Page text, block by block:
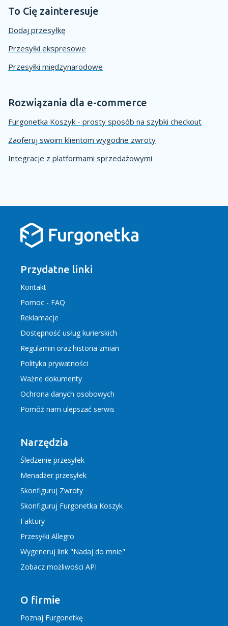
To Cię zainteresuje
Dodaj przesyłkę
Przesyłki ekspresowe
Przesyłki międzynarodowe
Rozwiązania dla e-commerce
Furgonetka Koszyk - prosty sposób na szybki checkout
Zaoferuj swoim klientom wygodne zwroty
Integracje z platformami sprzedażowymi
Przydatne linki
Kontakt
Pomoc - FAQ
Reklamacje
Dostępność usług kurierskich
Regulamin orazhistoria zmian
Polityka prywatności
Ważne dokumenty
Ochrona danych osobowych
Pomóż nam ulepszać serwis
Narzędzia
Śledzenie przesyłek
Menadżer przesyłek
Skonfiguruj Zwroty
Skonfiguruj Furgonetka Koszyk
Faktury
Przesyłki Allegro
Wygeneruj link "Nadaj do mnie"
Zobacz możliwości API
O firmie
Poznaj Furgonetkę